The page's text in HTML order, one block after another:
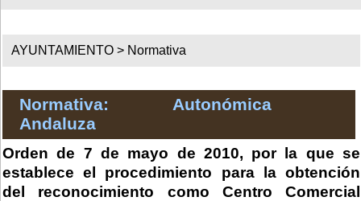
AYUNTAMIENTO > Normativa
Normativa: Autonómica
Andaluza
Orden de 7 de mayo de 2010, por la que se
establece el procedimiento para la obtención
del reconocimiento como Centro Comercial